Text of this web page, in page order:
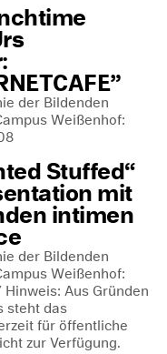
der Bildenden
Weißenhof:
Stuffed“
mit
intimen
der Bildenden
Weißenhof:
Aus Gründen
steht das
für öffentliche
zur Verfügung.